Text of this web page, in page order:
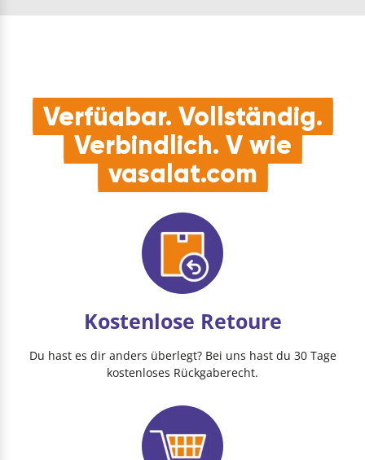
Verfügbar. Vollständig.
Verbindlich. V wie
vasalat.com
Kostenlose Retoure
Du hast es dir anders überlegt? Bei uns hast du 30 Tage
kostenloses Rückgaberecht.